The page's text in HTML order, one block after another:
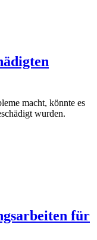
macht, könnte es
wurden.
für